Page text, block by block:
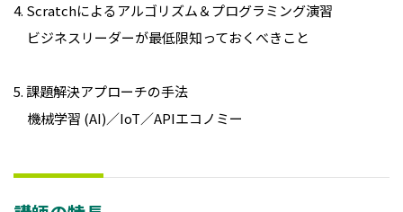
4. Scratchによるアルゴリズム＆プログラミング演習
ビジネスリーダーが最低限知っておくべきこと
5. 課題解決アプローチの手法
機械学習 (AI)／IoT／APIエコノミー